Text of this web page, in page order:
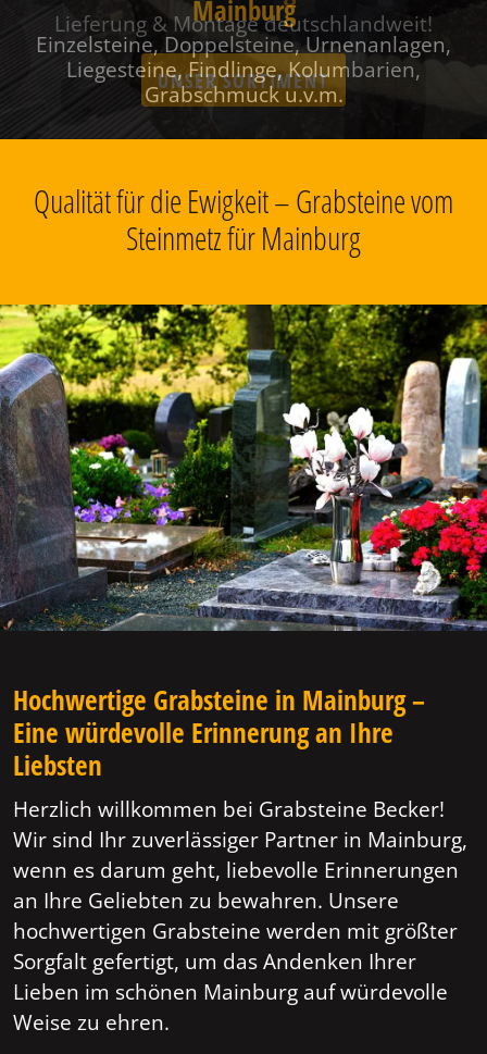
Mainburg
Einzelsteine, Doppelsteine, Urnenanlagen,
Liegesteine, Findlinge, Kolumbarien,
Grabschmuck u.v.m.
Qualität für die Ewigkeit – Grabsteine vom
Steinmetz für Mainburg
Hochwertige Grabsteine in Mainburg –
Eine würdevolle Erinnerung an Ihre
Liebsten
Herzlich willkommen bei Grabsteine Becker!
Wir sind Ihr zuverlässiger Partner in Mainburg,
wenn es darum geht, liebevolle Erinnerungen
an Ihre Geliebten zu bewahren. Unsere
hochwertigen Grabsteine werden mit größter
Sorgfalt gefertigt, um das Andenken Ihrer
Lieben im schönen Mainburg auf würdevolle
Weise zu ehren.